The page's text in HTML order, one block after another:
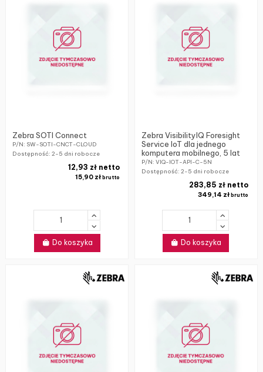
Zebra SOTI Connect
P/N: SW-SOTI-CNCT-CLOUD
Dostępność:2-5 dni robocze
15,90 zł brutto
12,93 zł netto
Do koszyka
Zebra VisibilityIQ Foresight
Service IoT dla jednego
komputera mobilnego, 5 lat
P/N: VIQ-IOT-API-C-5N
Dostępność: 2-5 dni robocze
349,14 złbrutto
283,85 zł netto
Do koszyka